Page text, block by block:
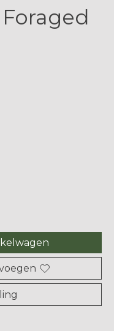
is